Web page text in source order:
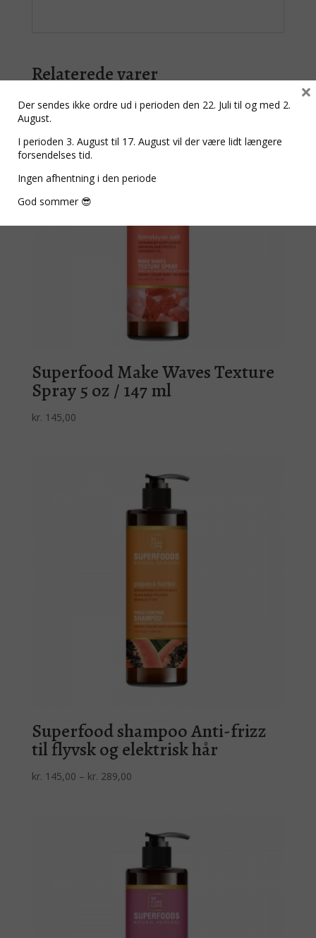
Relaterede varer
Superfood Make Waves Texture
Spray 5 oz / 147 ml
kr. 145,00
Superfood shampoo Anti-frizz
til flyvsk og elektrisk hår
kr. 145,00 – kr. 289,00Prisinterval:
Der sendes ikke ordre ud i perioden den 22. Juli til og med 2.
August.
I perioden 3. August til 17. August vil der være lidt længere
forsendelses tid.
Ingen afhentning i den periode
God sommer 😎
×